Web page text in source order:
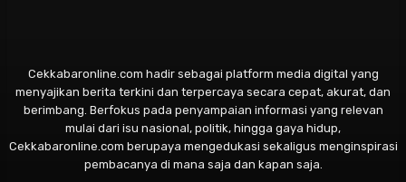
Cekkabaronline.com hadir sebagai platform media digital yang
menyajikan berita terkini dan terpercaya secara cepat, akurat, dan
berimbang. Berfokus pada penyampaian informasi yang relevan
mulai dari isu nasional, politik, hingga gaya hidup,
Cekkabaronline.com berupaya mengedukasi sekaligus menginspirasi
pembacanya di mana saja dan kapan saja.